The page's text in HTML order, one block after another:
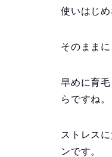
使いはじめ
そのまま
早めに育
らですね。
ストレス
ンです。